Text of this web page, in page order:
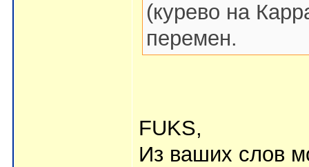
(курево на
перемен.
FUKS,
Из ваших слов